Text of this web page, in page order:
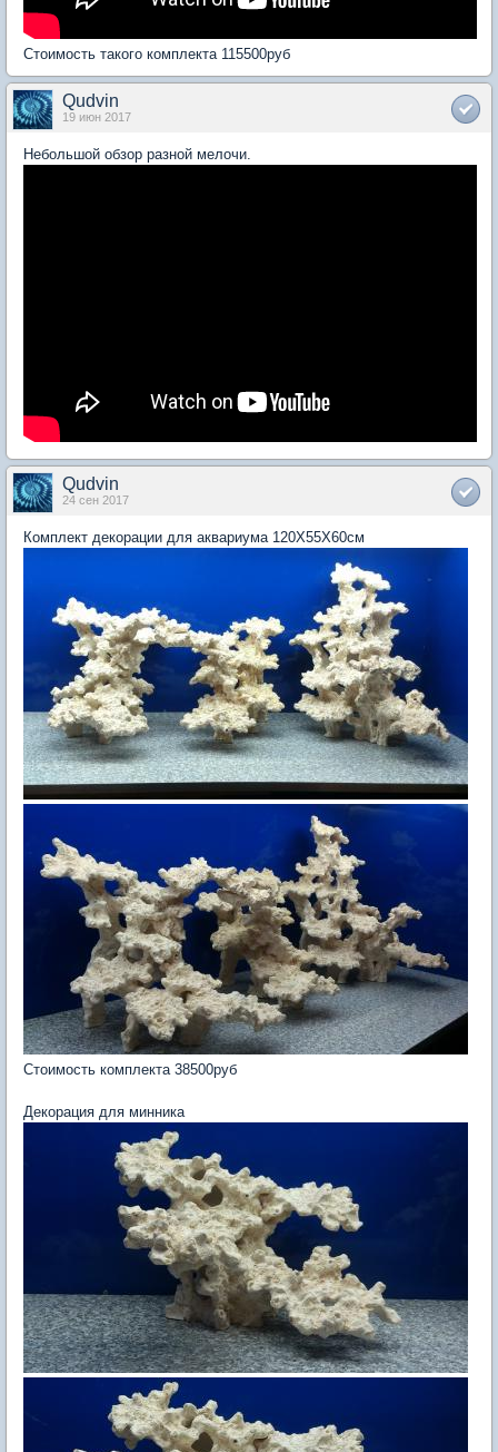
Стоимость такого комплекта 115500руб
Qudvin
19 июн 2017
Небольшой обзор разной мелочи.
Qudvin
24 сен 2017
Комплект декорации для аквариума 120Х55Х60см
Стоимость комплекта 38500руб
Декорация для минника